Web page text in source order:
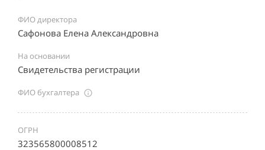
ФИО директора
Сафонова Елена Александровна
На основании
Свидетельства регистрации
ФИО бухгалтера
ОГРН
323565800008512